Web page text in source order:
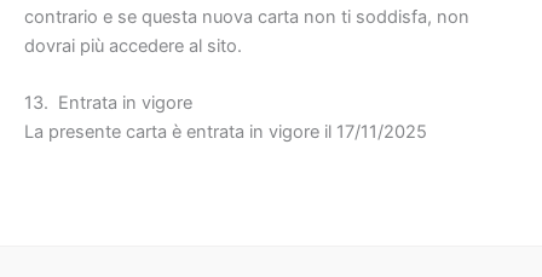
contrario e se questa nuova carta non ti soddisfa, non
dovrai più accedere al sito.
13. Entrata in vigore
La presente carta è entrata in vigore il 17/11/2025